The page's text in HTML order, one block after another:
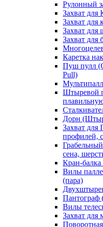
Рулонный
Захват
Захват для
Захват для
Захват для
Каретка
Пуш пулл
Pull)
Штыревой
Дорн
Захват
профилей,
сена,
Кран-балка
Вилы
(пара)
Пантограф
Вилы
Захват для